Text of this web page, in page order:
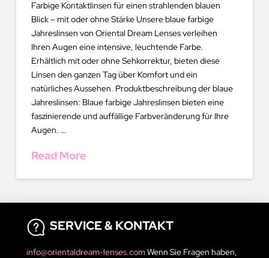
Farbige Kontaktlinsen für einen strahlenden blauen
Blick – mit oder ohne Stärke Unsere blaue farbige
Jahreslinsen von Oriental Dream Lenses verleihen
Ihren Augen eine intensive, leuchtende Farbe.
Erhältlich mit oder ohne Sehkorrektur, bieten diese
Linsen den ganzen Tag über Komfort und ein
natürliches Aussehen. Produktbeschreibung der blaue
Jahreslinsen: Blaue farbige Jahreslinsen bieten eine
faszinierende und auffällige Farbveränderung für Ihre
Augen. …
Read More
SERVICE & KONTAKT
info@orientaldream-lenses.comWenn Sie Fragen haben,